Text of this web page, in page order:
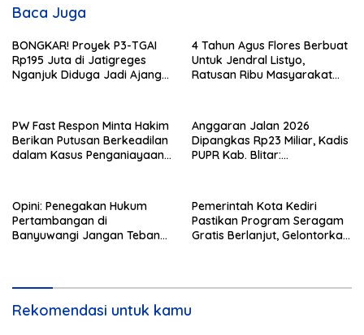
Baca Juga
BONGKAR! Proyek P3-TGAI
Rp195 Juta di Jatigreges
Nganjuk Diduga Jadi Ajang
Rontok!
4 Tahun Agus Flores Berbuat
Untuk Jendral Listyo,
Ratusan Ribu Masyarakat
PW Fast Respon Minta Hakim
Berikan Putusan Berkeadilan
dalam Kasus Penganiayaan
Anggaran Jalan 2026
Dipangkas Rp23 Miliar, Kadis
PUPR Kab. Blitar:
Opini: Penegakan Hukum
Pertambangan di
Banyuwangi Jangan Tebang
Pemerintah Kota Kediri
Pastikan Program Seragam
Gratis Berlanjut, Gelontorkan
Rekomendasi untuk kamu